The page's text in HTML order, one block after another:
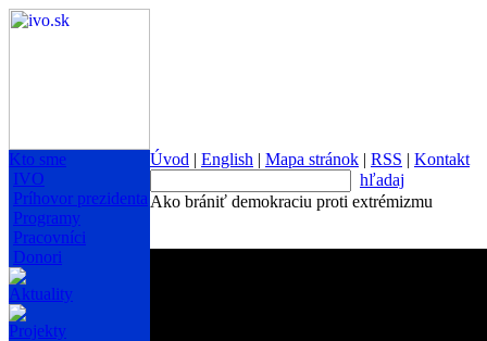
Kto sme
IVO
Príhovor prezidenta
Programy
Pracovníci
Donori
Aktuality
Projekty
Úvod | English | Mapa stránok | RSS | Kontakt
hľadaj
Ako brániť demokraciu proti extrémizmu